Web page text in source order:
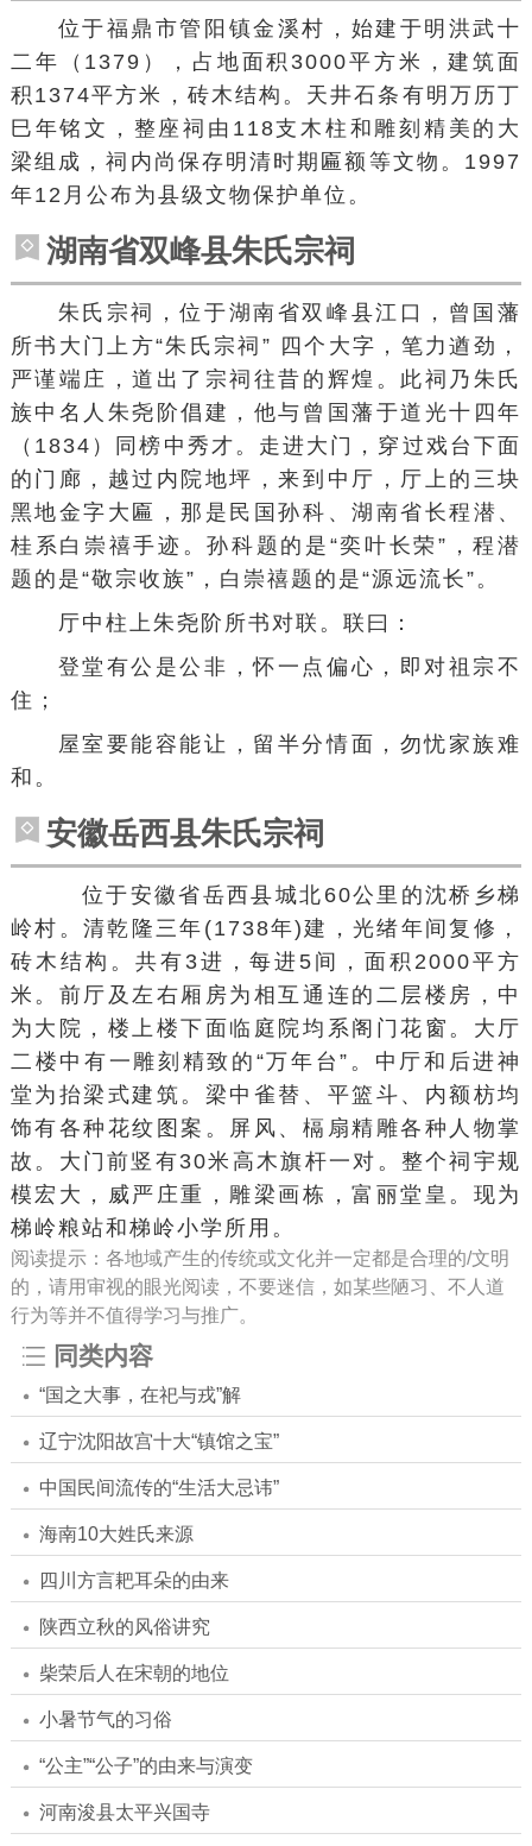
位于福鼎市管阳镇金溪村，始建于明 洪武十
二年（1379），占地面积3000平方米，建筑面
积1374平方米，砖木结构。天井石条有明万历丁
巳年铭文，整座祠由118支木柱和雕刻精美的大
梁组成，祠内尚保存明清时期匾额等文物。1997
年12月公布为县级文物保护单位。
湖南省双峰县朱氏宗祠
朱氏宗祠，位于湖南省双峰县江口， 曾国藩
所书大门上方“朱氏宗祠” 四个大字，笔力遒劲，
严谨端庄，道出了宗祠往昔的辉煌。此祠乃朱氏
族中名人朱尧阶倡建，他与曾国藩于道光十四年
（1834）同榜中秀才。走进大门，穿过戏台下面
的门廊，越过内院地坪，来到中厅，厅上的三块
黑地金字大匾，那是民国孙科、湖南省长程潜、
桂系白崇禧手迹。孙科题的是“奕叶长荣”，程潜
题的是“敬宗收族”，白崇禧题的是“源远流长”。
厅中柱上朱尧阶所书对联。联曰：
登堂有公是公非，怀一点偏心，即对祖宗不
住；
屋室要能容能让，留半分情面，勿忧家族难
和。
安徽岳西县朱氏宗祠
位于安徽省岳西县城北60公里的沈桥乡梯
岭村。清乾隆三年(1738年)建，光绪年间复修，
砖木结构。共有3进，每进5间，面积2000平方
米。前厅及左右厢房为相互通连的二层楼房，中
为大院，楼上楼下面临庭院均系阁门花窗。大厅
二楼中有一雕刻精致的“万年台”。中厅和后进神
堂为抬梁式建筑。梁中雀替、平篮斗、内额枋均
饰有各种花纹图案。屏风、槅扇精雕各种人物掌
故。大门前竖有30米高木旗杆一对。整个祠宇规
模宏大，威严庄重，雕梁画栋，富丽堂皇。现为
梯岭粮站和梯岭小学所用。
阅读提示：各地域产生的传统或文化并一定都是合理的/文明
的，请用审视的眼光阅读，不要迷信，如某些陋习、不人道
行为等并不值得学习与推广。
同类内容
“国之大事，在祀与戎”解
辽宁沈阳故宫十大“镇馆之宝”
中国民间流传的“生活大忌讳”
海南10大姓氏来源
四川方言耙耳朵的由来
陕西立秋的风俗讲究
柴荣后人在宋朝的地位
小暑节气的习俗
“公主”“公子”的由来与演变
河南浚县太平兴国寺